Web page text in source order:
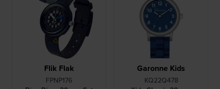
Flik Flak
FPNP176
Garonne Kids
KQ22Q478